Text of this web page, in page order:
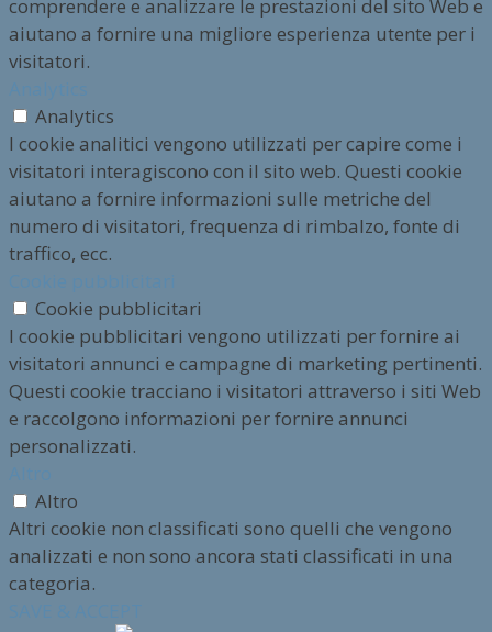
comprendere e analizzare le prestazioni del sito Web e
aiutano a fornire una migliore esperienza utente per i
visitatori.
Analytics
I cookie analitici vengono utilizzati per capire come i
visitatori interagiscono con il sito web. Questi cookie
aiutano a fornire informazioni sulle metriche del
numero di visitatori, frequenza di rimbalzo, fonte di
traffico, ecc.
Cookie pubblicitari
I cookie pubblicitari vengono utilizzati per fornire ai
visitatori annunci e campagne di marketing pertinenti.
Questi cookie tracciano i visitatori attraverso i siti Web
e raccolgono informazioni per fornire annunci
personalizzati.
Altro
Altri cookie non classificati sono quelli che vengono
analizzati e non sono ancora stati classificati in una
categoria.